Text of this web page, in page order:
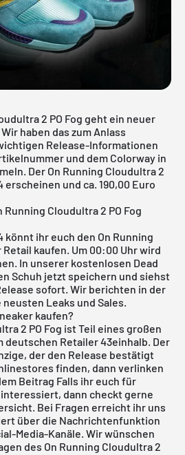
2 PO Fog geht ein neuer
haben das zum Anlass
Release-Informationen
und dem Colorway in
Der On Running Cloudultra 2
erscheinen und ca. 190,00 Euro
Running Cloudultra 2 PO Fog
könnt ihr euch den On Running
Retail kaufen. Um 00:00 Uhr wird
In unserer kostenlosen Dead
Schuh jetzt speichern und siehst
sofort. Wir berichten in der
Leaks und Sales.
kaufen?
2 PO Fog ist Teil eines großen
deutschen Retailer 43einhalb. Der
der den Release bestätigt
finden, dann verlinken
Beitrag Falls ihr euch für
dann checkt gerne
. Bei Fragen erreicht ihr uns
über die Nachrichtenfunktion
Media-Kanäle. Wir wünschen
des On Running Cloudultra 2